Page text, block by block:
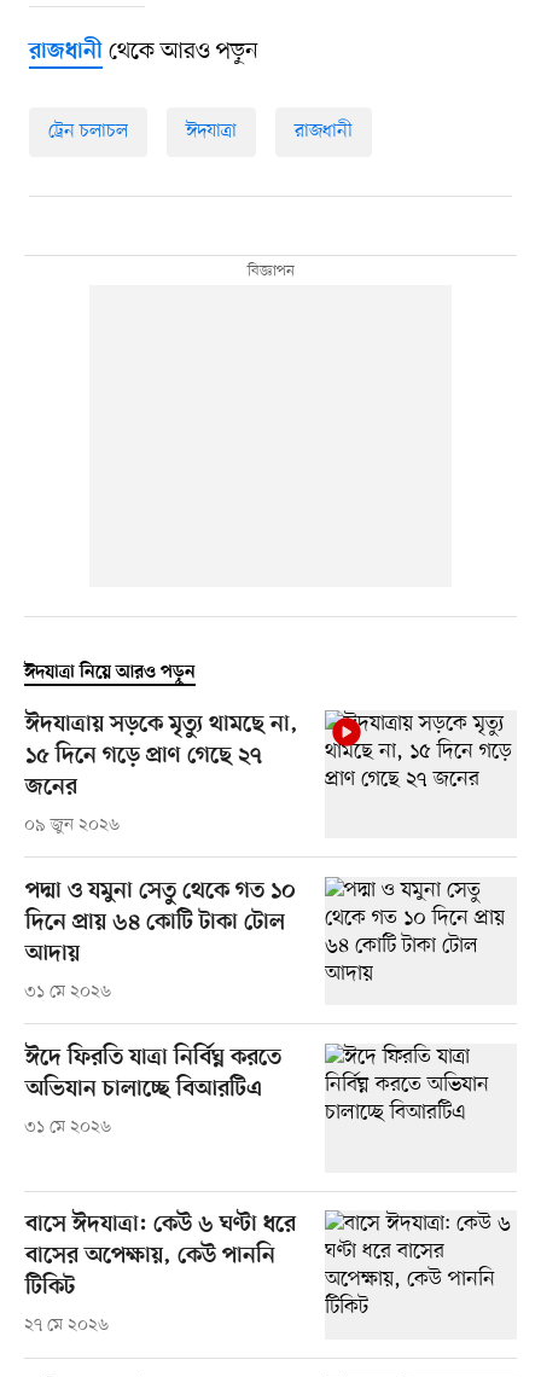
রাজধানীথেকে আরও পড়ুন
ট্রেন চলাচল ঈদযাত্রা রাজধানী
ঈদযাত্রা নিয়ে আরও পড়ুন
ঈদযাত্রায় সড়কে মৃত্যু থামছে না,
১৫ দিনে গড়ে প্রাণ গেছে ২৭
জনের
০৯ জুন ২০২৬
পদ্মা ও যমুনা সেতু থেকে গত ১০
দিনে প্রায় ৬৪ কোটি টাকা টোল
আদায়
৩১ মে ২০২৬
ঈদে ফিরতি যাত্রা নির্বিঘ্ন করতে
অভিযান চালাচ্ছে বিআরটিএ
৩১ মে ২০২৬
বাসে ঈদযাত্রা: কেউ ৬ ঘণ্টা ধরে
বাসের অপেক্ষায়, কেউ পাননি
টিকিট
২৭ মে ২০২৬